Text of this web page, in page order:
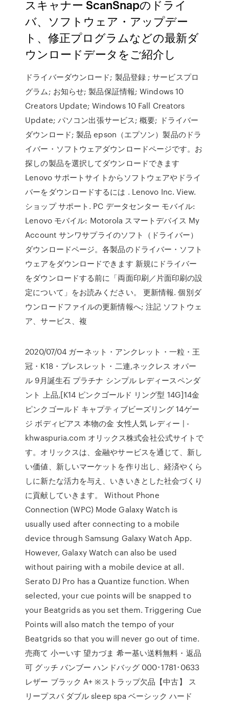
スキャナー ScanSnapのドライ
バ、ソフトウェア・アップデー
ト、修正プログラムなどの最新ダ
ウンロードデータをご紹介し
ドライバーダウンロード; 製品登録 ; サービスプロ
グラム; お知らせ; 製品保証情報; Windows 10
Creators Update; Windows 10 Fall Creators
Update; パソコン出張サービス; 概要; ドライバー
ダウンロード; 製品 epson（エプソン）製品のドラ
イバー・ソフトウェアダウンロードページです。お
探しの製品を選択してダウンロードできます
Lenovo サポートサイトからソフトウェアやドライ
バーをダウンロードするには . Lenovo Inc. View.
ショップ サポート. PC データセンター モバイル:
Lenovo モバイル: Motorola スマートデバイス My
Account サンワサプライのソフト（ドライバー）
ダウンロードページ。各製品のドライバー・ソフト
ウェアをダウンロードできます 新規にドライバー
をダウンロードする前に「両面印刷／片面印刷の設
定について」をお読みください。 更新情報. 個別ダ
ウンロードファイルの更新情報へ; 注記 ソフトウェ
ア、サービス、複
2020/07/04 ガーネット・アンクレット・一粒・王
冠・K18・ブレスレット・二連,ネックレス オパー
ル 9月誕生石 プラチナ シンプル レディースペンダ
ント 上品,[K14 ピンクゴールド リング型 14G]14金
ピンクゴールド キャプティブビーズリング 14ゲー
ジ ボディピアス 本物の金 女性人気 レディー | -
khwaspuria.com オリックス株式会社公式サイトで
す。オリックスは、金融やサービスを通じて、新し
い価値、新しいマーケットを作り出し、経済やくら
しに新たな活力を与え、いきいきとした社会づくり
に貢献していきます。 Without Phone
Connection (WPC) Mode Galaxy Watch is
usually used after connecting to a mobile
device through Samsung Galaxy Watch App.
However, Galaxy Watch can also be used
without pairing with a mobile device at all.
Serato DJ Pro has a Quantize function. When
selected, your cue points will be snapped to
your Beatgrids as you set them. Triggering Cue
Points will also match the tempo of your
Beatgrids so that you will never go out of time.
売商て 小ーいす 望カづま 希ー基い送料無料・返品
可 グッチ バンブー ハンドバッグ 000･1781･0633
レザー ブラック A+ ※ストラップ欠品【中古】 ス
リープスパ ダブル sleep spa ベーシック ハード